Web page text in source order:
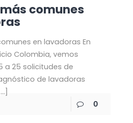
comunes
en lavadoras En
Colombia, vemos
a 25 solicitudes de
de lavadoras
[…]
0